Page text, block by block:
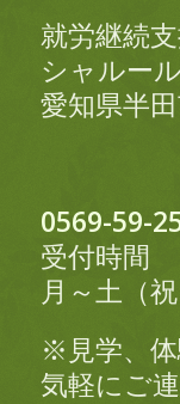
就労継続
シャルール
愛知県半
0569-59-
受付時間
月～土（
※見学、
気軽にご